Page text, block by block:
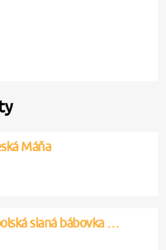
Máňa
slaná bábovka …